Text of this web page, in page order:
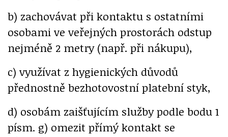
b) zachovávat při kontaktu s ostatními
osobami ve veřejných prostorách odstup
nejméně 2 metry (např. při nákupu),
c) využívat z hygienických důvodů
přednostně bezhotovostní platební styk,
d) osobám zaišťujícím služby podle bodu 1
písm. g) omezit přímý kontakt se